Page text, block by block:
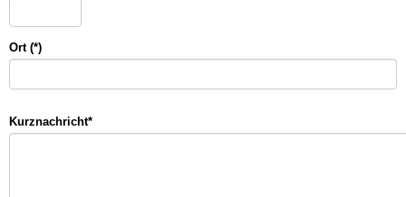
Ort (*)
Kurznachricht*